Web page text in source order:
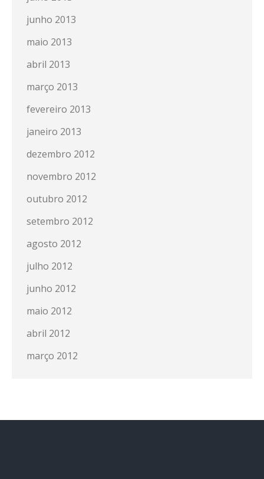
junho 2013
maio 2013
abril 2013
março 2013
fevereiro 2013
janeiro 2013
dezembro 2012
novembro 2012
outubro 2012
setembro 2012
agosto 2012
julho 2012
junho 2012
maio 2012
abril 2012
março 2012